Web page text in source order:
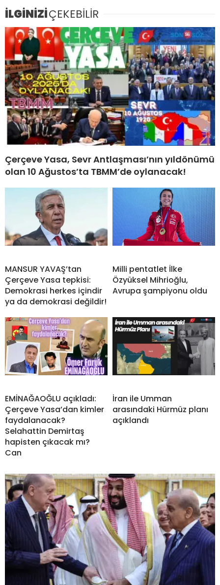
İLGİNİZİÇEKEBİLİR
Çerçeve Yasa, Sevr Antlaşması’nın yıldönümü
olan 10 Ağustos’ta TBMM’de oylanacak!
MANSUR YAVAŞ’tan
Çerçeve Yasa tepkisi:
Demokrasi herkes içindir
ya da demokrasi değildir!
Milli pentatlet İlke
Özyüksel Mihrioğlu,
Avrupa şampiyonu oldu
EMİNAĞAOĞLU açıkladı:
Çerçeve Yasa’dan kimler
faydalanacak?
Selahattin Demirtaş
hapisten çıkacak mı?
Can
İran ile Umman
arasındaki Hürmüz planı
açıklandı